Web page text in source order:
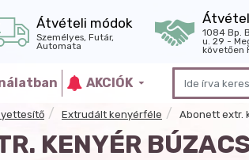
Átvételi módok
Személyes, Futár,
Automata
1084 Bp.
u. 29 -
követően
AKCIÓK
Extrudált kenyérféle Abonett extr.
KENYÉR